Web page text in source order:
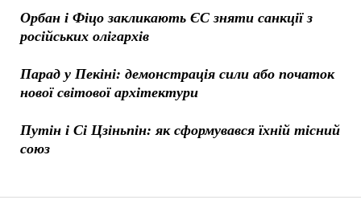
Орбан і Фіцо закликають ЄС зняти санкції з
російських олігархів
Парад у Пекіні: демонстрація сили або початок
нової світової архітектури
Путін і Сі Цзіньпін: як сформувався їхній тісний
союз